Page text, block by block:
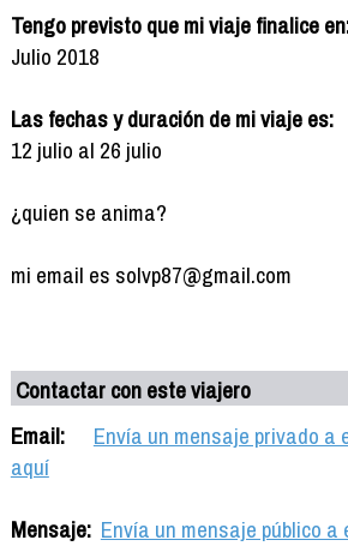
Tengo previsto que mi viaje finalice
Julio 2018
Las fechas y duración de mi viaje es:
12 julio al 26 julio
¿quien se anima?
mi email es solvp87@gmail.com
Contactar con este viajero
Email:
Envía un mensaje privado a
aquí
Mensaje: Envía un mensaje público